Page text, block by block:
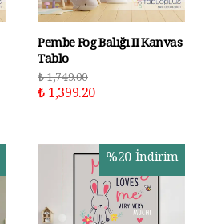
Pembe Fog Balığı II Kanvas
Tablo
₺ 1,749.00
₺ 1,399.20
%20 İndirim